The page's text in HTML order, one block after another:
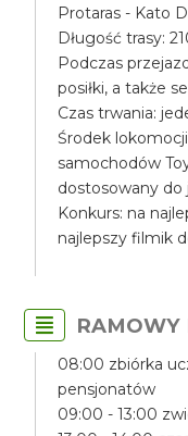
Protaras - Kato
Długość trasy:
Podczas
posiłki, a także
Czas trwania:
Środek
samochodów
dostosowany do
Konkurs: na
najlepszy filmik
RAMOWY
08:00 zbiórka
pensjonatów
09:00 - 13:00